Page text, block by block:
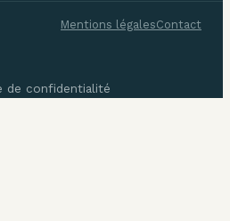
Mentions légalesContact
de confidentialité